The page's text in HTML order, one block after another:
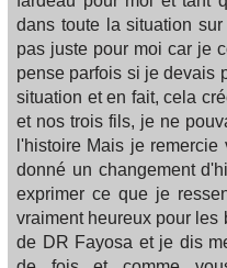
dans toute la situation
pas juste pour moi car je
pense parfois si je devais
situation et en fait, cela
et nos trois fils, je ne
l'histoire Mais je
donné un changement
exprimer ce que je
vraiment heureux pour les
de DR Fayosa et je dis